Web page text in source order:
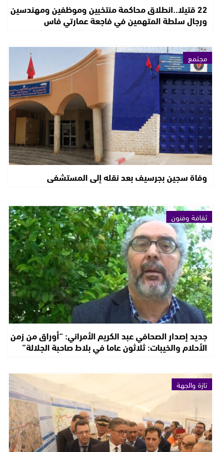
22 قتيلا..انطلاق محاكمة منتخبين وموظفين ومهندسين
ورجال سلطة المتهمين في فاجعة عمارتي فاس
مجتمع
وفاة سجين بجرسيف بعد نقله إلى المستشفى
ثقافة وفنون
جديد إصدار الصحافي عبد الكريم الأمراني: “أوراق من زمن
الأحلام والخيبات: ثلاثون عاما في بلاط صاحبة الجلالة”
تازة والجهة